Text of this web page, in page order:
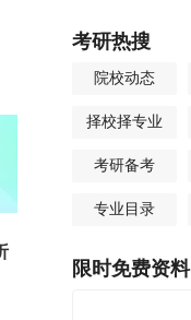
考研热搜
院校动态
择校择专业
考研备考
专业目录
限时免费资料